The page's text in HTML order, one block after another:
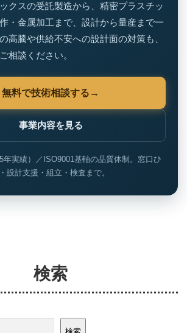
クスの受託製造から、精密プラスチッ
・金属加工まで、設計から量産まで一
高騰や供給不安への設計面の対策も、
相談ください。
無料で技術相談する
事業内容を見る
年実績）／ISO9001基軸の品質体制。窓口ひ
設計支援・組立・検査まで。
検索
検索